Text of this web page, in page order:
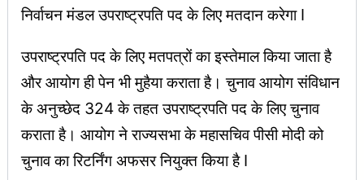
निर्वाचन मंडल उपराष्ट्रपति पद के लिए मतदान करेगा I
उपराष्ट्रपति पद के लिए मतपत्रों का इस्तेमाल किया जाता है
और आयोग ही पेन भी मुहैया कराता है। चुनाव आयोग संविधान
के अनुच्छेद 324 के तहत उपराष्ट्रपति पद के लिए चुनाव
कराता है। आयोग ने राज्यसभा के महासचिव पीसी मोदी को
चुनाव का रिटर्निंग अफसर नियुक्त किया है I